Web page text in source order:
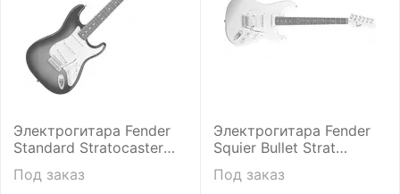
Электрогитара Fender
Standard Stratocaster
RW BSB
Под заказ
Электрогитара Fender
Squier Bullet Strat
Tremolo HSS Arctic
White
Под заказ